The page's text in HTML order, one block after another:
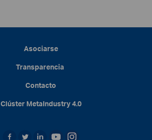
Asociarse
Transparencia
Contacto
Clúster MetaIndustry4.0